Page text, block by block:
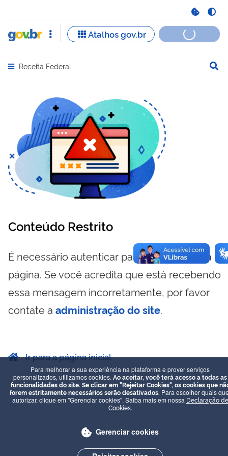
Abrir menu principal de navegação
Receita Federal
Conteúdo Restrito
É necessário autenticar para visualizar essa
página. Se você acredita que está recebendo
essa mensagem incorretamente, por favor
contate a administração do site.
Ir para a página inicial
Para melhorar a sua experiência na plataforma e prover serviços
personalizados, utilizamos cookies. Ao aceitar, você terá acesso a todas as
funcionalidades do site. Se clicar em "Rejeitar Cookies", os cookies que
forem estritamente necessários serão desativados. Para escolher quais
autorizar, clique em "Gerenciar cookies". Saiba mais em nossa Declaração de
Cookies.
Gerenciar cookies